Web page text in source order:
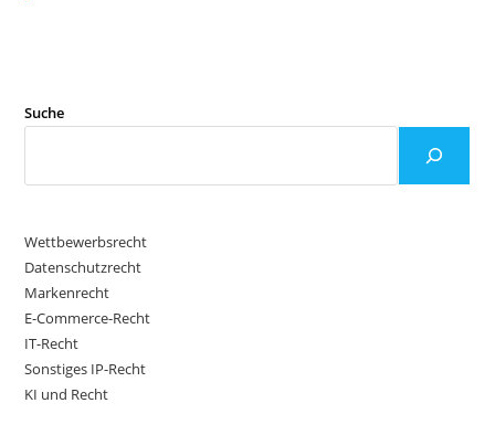
Suche
Wettbewerbsrecht
Datenschutzrecht
Markenrecht
E-Commerce-Recht
IT-Recht
Sonstiges IP-Recht
KI und Recht